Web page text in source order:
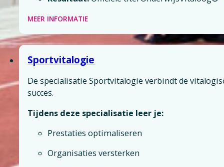
MEER INFORMATIE
Sportvitalogie
De specialisatie Sportvitalogie verbindt de
succes.
Tijdens deze specialisatie leer je:
Prestaties optimaliseren
Organisaties versterken